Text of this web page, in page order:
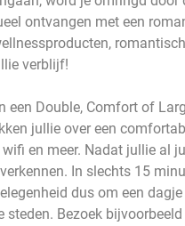
ontvangen met een
verblijf!
een Double, Comfort of
jullie over een
en meer. Nadat jullie al
In slechts 15
dus om een
steden. Bezoek